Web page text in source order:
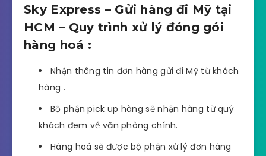
Sky Express – Gửi hàng đi Mỹ tại
HCM – Quy trình xử lý đóng gói
hàng hoá :
Nhận thông tin đơn hàng gửi đi Mỹ từ khách
hàng .
Bộ phận pick up hàng sẽ nhận hàng từ quý
khách đem về văn phòng chính.
Hàng hoá sẽ được bộ phận xử lý đơn hàng